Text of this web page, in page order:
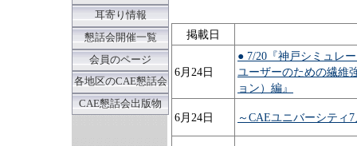
耳寄り情報
懇話会開催一覧
会員のページ
各地区のCAE懇話会
CAE懇話会出版物
掲載日
6月24日
● 7/20『神戸シミュレ
ユーザーのための繊維
ョン）編』
6月24日 ～CAEユニバーシティ